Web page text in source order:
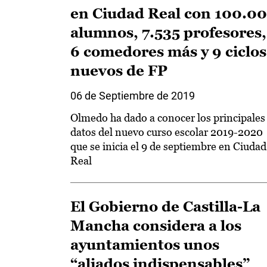
en Ciudad Real con
alumnos, 7.535 profesores,
6 comedores más y 9 ciclos
nuevos de FP
06 de Septiembre de 2019
Olmedo ha dado a conocer los principales
datos del nuevo curso escolar 2019-2020
que se inicia el 9 de septiembre en Ciudad
Real
El Gobierno de Castilla-La
Mancha considera a los
ayuntamientos unos
“aliados indispensables”